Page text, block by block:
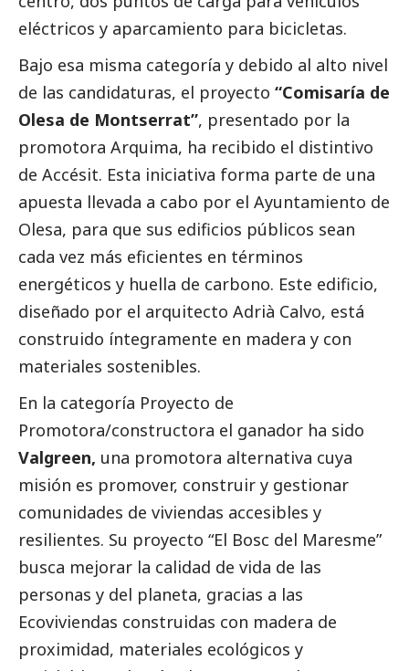
eléctricos y aparcamiento para bicicletas.
Bajo esa misma categoría y debido al alto nivel
de las candidaturas, el proyecto “Comisaría de
Olesa de Montserrat”, presentado por la
promotora Arquima, ha recibido el distintivo
de Accésit. Esta iniciativa forma parte de una
apuesta llevada a cabo por el Ayuntamiento de
Olesa, para que sus edificios públicos sean
cada vez más eficientes en términos
energéticos y huella de carbono. Este edificio,
diseñado por el arquitecto Adrià Calvo, está
construido íntegramente en madera y con
materiales sostenibles.
En la categoría Proyecto de
Promotora/constructora el ganador ha sido
Valgreen, una promotora alternativa cuya
misión es promover, construir y gestionar
comunidades de viviendas accesibles y
resilientes. Su proyecto “El Bosc del Maresme”
busca mejorar la calidad de vida de las
personas y del planeta, gracias a las
Ecoviviendas construidas con madera de
proximidad, materiales ecológicos y